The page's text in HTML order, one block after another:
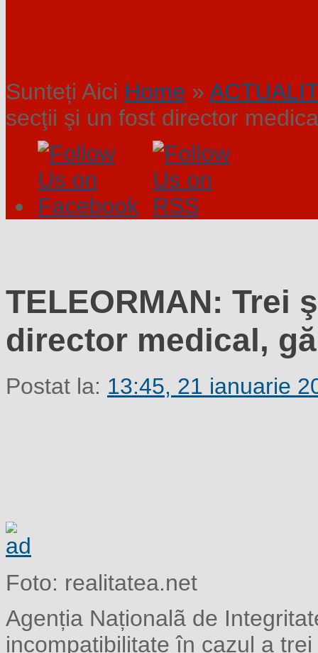
Sunteți Aici Home »
secţii şi un fost director
TELEORMAN: Trei
director medical,
Postat la: 13:45, 21 ianuarie
Foto: realitatea.net
Agenția Naționalã de
incompatibilitate în cazul a